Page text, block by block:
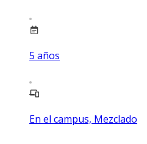
5 años
En el campus, Mezclado